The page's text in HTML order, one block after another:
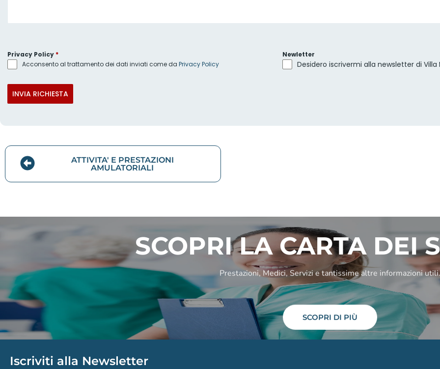
Privacy Policy *
Acconsento al trattamento dei dati inviati come da Privacy Policy
Newletter
Desidero iscrivermi alla newsletter di Villa
INVIA RICHIESTA
ATTIVITA' E PRESTAZIONI
AMULATORIALI
SCOPRI LA CARTA DEI
Prestazioni, Medici, Servizi e tantissime altre informazioni utili.
SCOPRI DI PIÙ
Iscriviti alla Newsletter